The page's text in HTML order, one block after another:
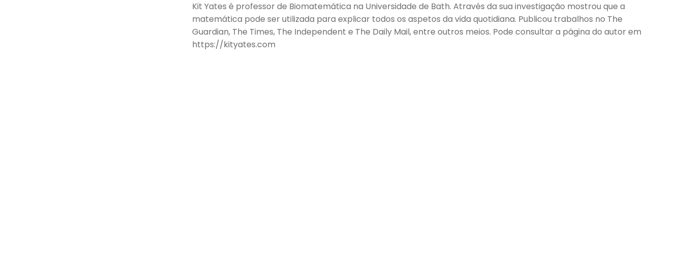
Kit Yates é professor de Biomatemática na Universidade de Bath. Através da sua investigação mostrou que a
matemática pode ser utilizada para explicar todos os aspetos da vida quotidiana. Publicou trabalhos no The
Guardian, The Times, The Independent e The Daily Mail, entre outros meios. Pode consultar a página do autor em
https://kityates.com